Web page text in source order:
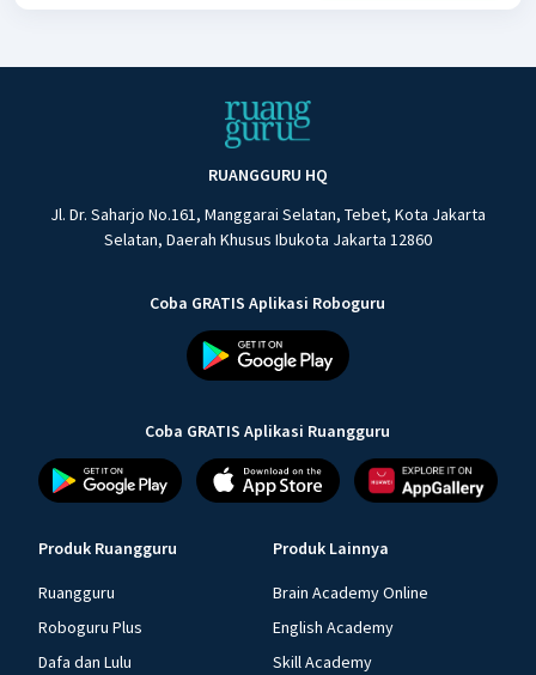
RUANGGURU HQ
Jl. Dr. Saharjo No.161, Manggarai Selatan, Tebet, Kota Jakarta
Selatan, Daerah Khusus Ibukota Jakarta 12860
Coba GRATIS Aplikasi Roboguru
Coba GRATIS Aplikasi Ruangguru
Produk Ruangguru
Ruangguru
Roboguru Plus
Dafa dan Lulu
Produk Lainnya
Brain Academy Online
English Academy
Skill Academy